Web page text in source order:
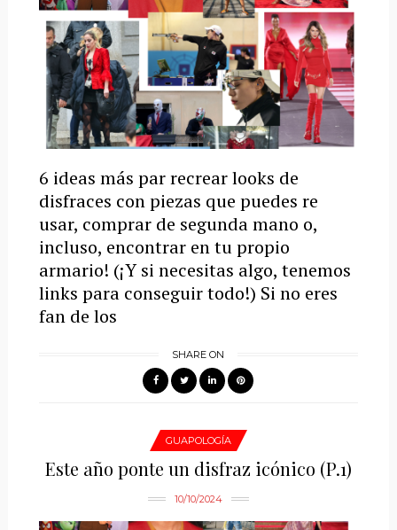
6 ideas más par recrear looks de
disfraces con piezas que puedes re
usar, comprar de segunda mano o,
incluso, encontrar en tu propio
armario! (¡Y si necesitas algo, tenemos
links para conseguir todo!) Si no eres
fan de los
SHARE ON
GUAPOLOGÍA
Este año ponte un disfraz icónico (P.1)
10/10/2024